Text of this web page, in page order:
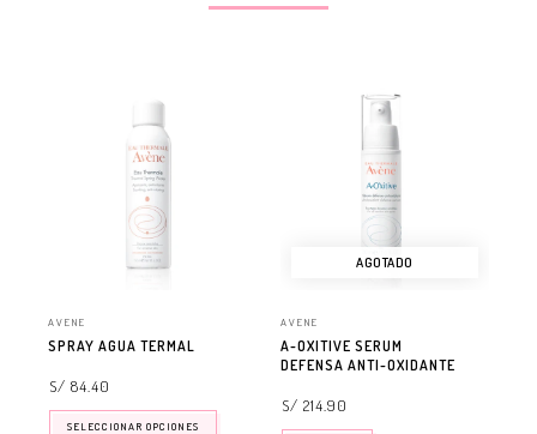
AVENE
SPRAY AGUA TERMAL
S/ 84.40
SELECCIONAR OPCIONES
AGOTADO
AVENE
A-OXITIVE SERUM
DEFENSA ANTI-OXIDANTE
S/ 214.90